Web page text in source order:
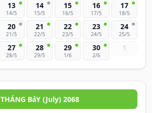
13
14/5
14
15/5
15
16/5
16
17/5
17
18/5
20
21/5
21
22/5
22
23/5
23
24/5
24
25/5
27
28/5
28
29/5
29
1/6
30
2/6
1
THÁNG BảY (July) 2068